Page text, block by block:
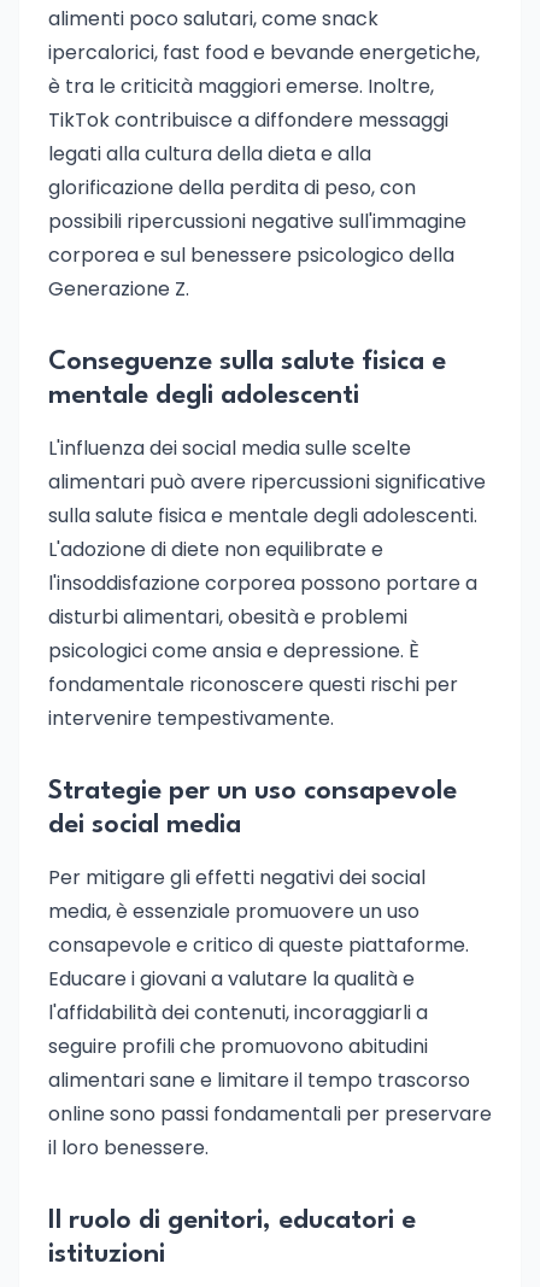
alimenti poco salutari, come snack
ipercalorici, fast food e bevande energetiche,
è tra le criticità maggiori emerse. Inoltre,
TikTok contribuisce a diffondere messaggi
legati alla cultura della dieta e alla
glorificazione della perdita di peso, con
possibili ripercussioni negative sull'immagine
corporea e sul benessere psicologico della
Generazione Z.
Conseguenze sulla salute fisica e
mentale degli adolescenti
L'influenza dei social media sulle scelte
alimentari può avere ripercussioni significative
sulla salute fisica e mentale degli adolescenti.
L'adozione di diete non equilibrate e
l'insoddisfazione corporea possono portare a
disturbi alimentari, obesità e problemi
psicologici come ansia e depressione. È
fondamentale riconoscere questi rischi per
intervenire tempestivamente.
Strategie per un uso consapevole
dei social media
Per mitigare gli effetti negativi dei social
media, è essenziale promuovere un uso
consapevole e critico di queste piattaforme.
Educare i giovani a valutare la qualità e
l'affidabilità dei contenuti, incoraggiarli a
seguire profili che promuovono abitudini
alimentari sane e limitare il tempo trascorso
online sono passi fondamentali per preservare
il loro benessere.
Il ruolo di genitori, educatori e
istituzioni